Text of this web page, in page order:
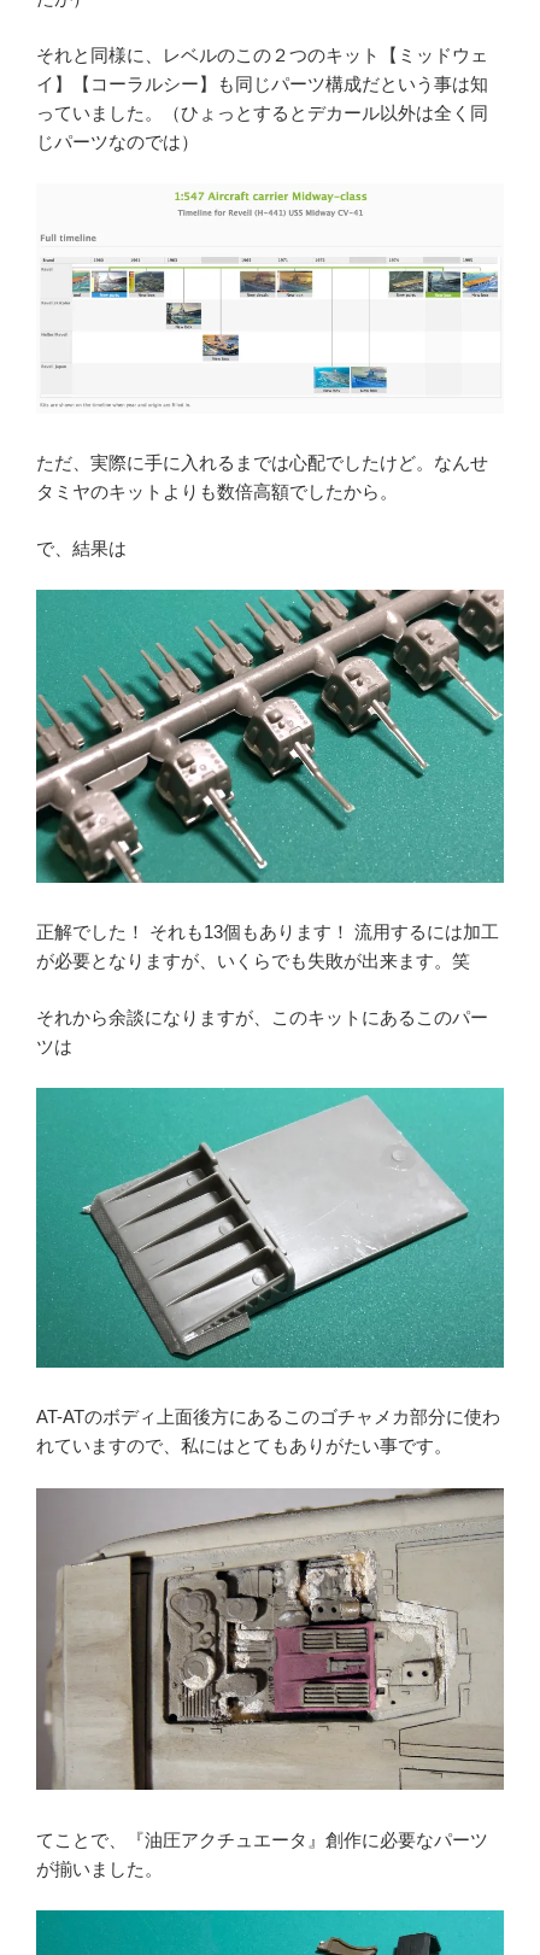
それと同様に、レベルのこの２つのキット【ミッドウェ
イ】【コーラルシー】も同じパーツ構成だという事は知
っていました。（ひょっとするとデカール以外は全く同
じパーツなのでは）
ただ、実際に手に入れるまでは心配でしたけど。なんせ
タミヤのキットよりも数倍高額でしたから。
で、結果は
正解でした！ それも13個もあります！ 流用するには加工
が必要となりますが、いくらでも失敗が出来ます。笑
それから余談になりますが、このキットにあるこのパー
ツは
AT-ATのボディ上面後方にあるこのゴチャメカ部分に使わ
れていますので、私にはとてもありがたい事です。
てことで、『油圧アクチュエータ』創作に必要なパーツ
が揃いました。